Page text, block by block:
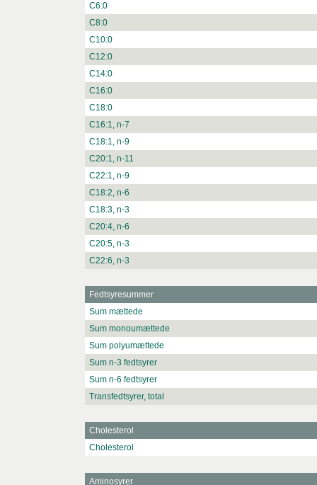
C6:0
C8:0
C10:0
C12:0
C14:0
C16:0
C18:0
C16:1, n-7
C18:1, n-9
C20:1, n-11
C22:1, n-9
C18:2, n-6
C18:3, n-3
C20:4, n-6
C20:5, n-3
C22:6, n-3
Fedtsyresummer
Sum mættede
Sum monoumættede
Sum polyumættede
Sum n-3 fedtsyrer
Sum n-6 fedtsyrer
Transfedtsyrer, total
Cholesterol
Cholesterol
Aminosyrer